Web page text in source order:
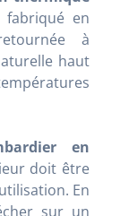
en
à
haut
en
doit être
En
sur un